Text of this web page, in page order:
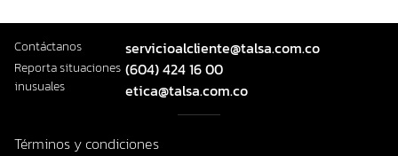
Contáctanos servicioalcliente@talsa.com.co
Reporta situaciones
inusuales
(604) 424 16 00
etica@talsa.com.co
Términos y condiciones